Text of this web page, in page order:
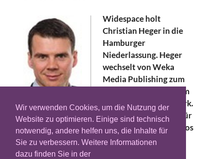
Wir verwenden Cookies, um die Nutzung der
Website zu optimieren. Einige sind technisch
notwendig, andere helfen uns, die Inhalte für
Sie zu verbessern. Weitere Informationen
dazu finden Sie in der
Widespace holt
Christian Heger in die
Hamburger
Niederlassung. Heger
wechselt von Weka
Media Publishing zum
schwedischen Premium
Mobile Werbenetzwerk.
Als Head of Partnership DACH wird Heger für
den Ausbau des Widespace-Kundenportfolios
im deutschsprachigen Markt verantwortlich
sein.